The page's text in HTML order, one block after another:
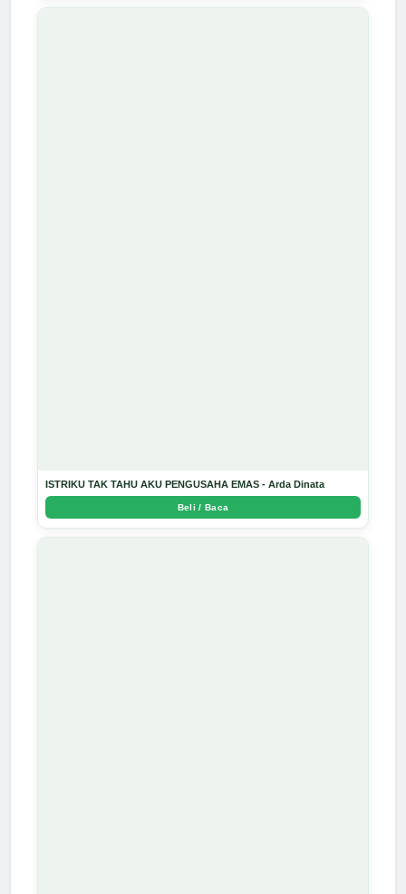
ISTRIKU TAK TAHU AKU PENGUSAHA EMAS - Arda Dinata
Beli / Baca